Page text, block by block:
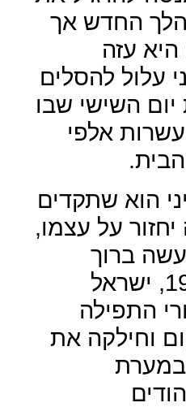
החדש אך
היא עזה
עלול להסלים
השישי שבו
אלפי
הוא שתקדים
על עצמו,
ברוך
גולדשטיין ב1994, ישראל
התפילה
וחילקה את